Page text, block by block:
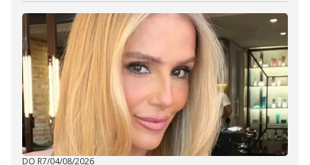
DO R7/04/08/2026